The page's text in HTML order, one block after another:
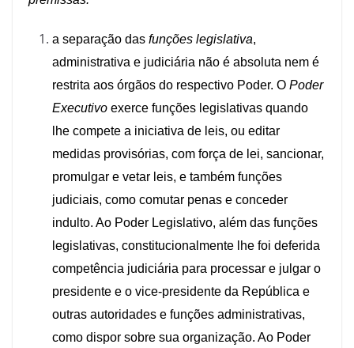
a separação das funções legislativa,
administrativa e judiciária não é absoluta nem é
restrita aos órgãos do respectivo Poder. O Poder
Executivo exerce funções legislativas quando
lhe compete a iniciativa de leis, ou editar
medidas provisórias, com força de lei, sancionar,
promulgar e vetar leis, e também funções
judiciais, como comutar penas e conceder
indulto. Ao Poder Legislativo, além das funções
legislativas, constitucionalmente lhe foi deferida
competência judiciária para processar e julgar o
presidente e o vice-presidente da República e
outras autoridades e funções administrativas,
como dispor sobre sua organização. Ao Poder